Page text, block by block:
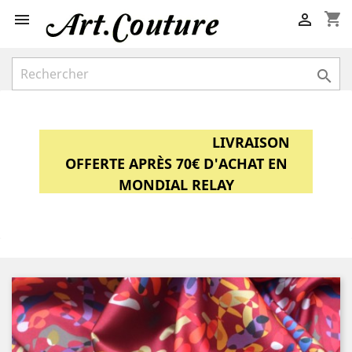
 shopping_cart


LIVRAISON
OFFERTE APRÈS 70€ D'ACHAT EN
MONDIAL RELAY